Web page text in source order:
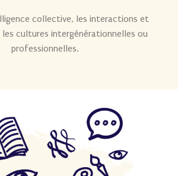
collective, les interactions et
les cultures intergénérationnelles ou
professionnelles.